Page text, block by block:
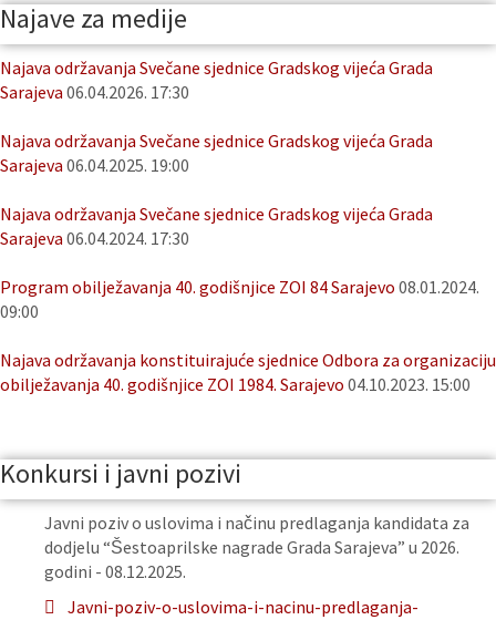
Najave za medije
Najava održavanja Svečane sjednice Gradskog vijeća Grada
Sarajeva 06.04.2026. 17:30
Najava održavanja Svečane sjednice Gradskog vijeća Grada
Sarajeva 06.04.2025. 19:00
Najava održavanja Svečane sjednice Gradskog vijeća Grada
Sarajeva 06.04.2024. 17:30
Program obilježavanja 40. godišnjice ZOI 84 Sarajevo 08.01.2024.
09:00
Najava održavanja konstituirajuće sjednice Odbora za organizaciju
obilježavanja 40. godišnjice ZOI 1984. Sarajevo 04.10.2023. 15:00
Konkursi i javni pozivi
Javni poziv o uslovima i načinu predlaganja kandidata za
dodjelu “Šestoaprilske nagrade Grada Sarajeva” u 2026.
godini - 08.12.2025.
Javni-poziv-o-uslovima-i-nacinu-predlaganja-